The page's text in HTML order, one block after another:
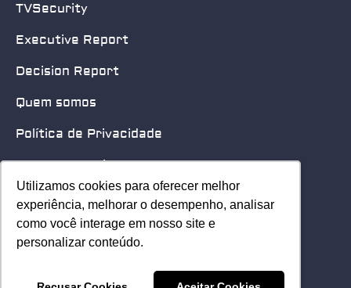
Utilizamos cookies para oferecer melhor
experiência, melhorar o desempenho, analisar
como você interage em nosso site e
personalizar conteúdo.
Utilizamos cookies para oferecer melhor
experiência, melhorar o desempenho, analisar
como você interage em nosso site e
personalizar conteúdo.
TVSecurity
Executive Report
Decision Report
Quem somos
Política de Privacidade
Quero patrocinar
Contato
Home
© 2025 Security Leader. Todos os Direitos Reservados.